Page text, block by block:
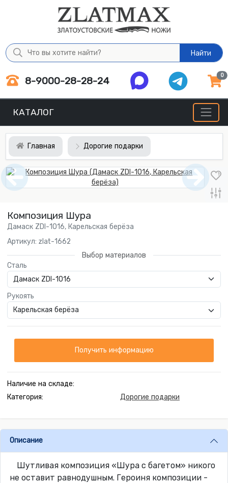
Найти
8-9000-28-28-24 0
КАТАЛОГ
Главная Дорогие подарки
Композиция Шура
Дамаск ZDI-1016, Карельская берёза
Артикул: zlat-1662
Выбор материалов
Сталь
Рукоять
Получить информацию
Наличие на складе:
Категория:
Дорогие подарки
Описание
Шутливая композиция «Шура с багетом» никого
не оставит равнодушным. Героиня композиции -